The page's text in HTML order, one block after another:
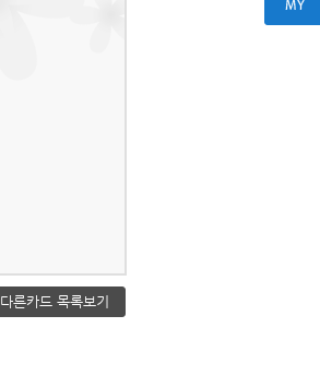
다른카드 목록보기